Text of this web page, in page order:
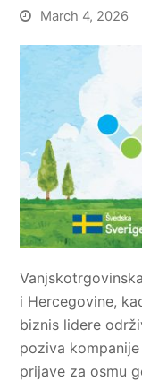
March 4, 2026
i Hercegovine,
biznis lidere
poziva
prijave za osmu